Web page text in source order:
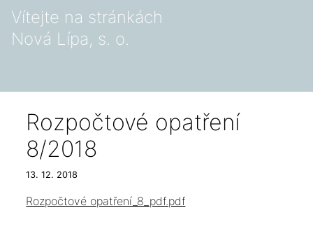
Vítejte na stránkách
Nová Lípa, s. o.
Rozpočtové opatření
8/2018
13. 12. 2018
Rozpočtové opatření_8_pdf.pdf